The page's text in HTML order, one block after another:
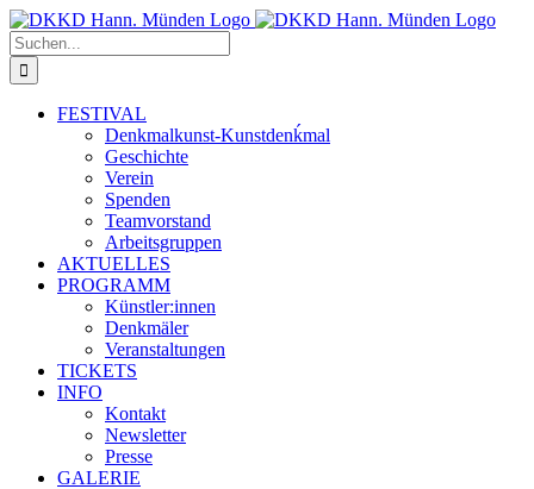
Zum
Inhalt
springen
Suche
nach:
FESTIVAL
Denkmalkunst-Kunstdenḱmal
Geschichte
Verein
Spenden
Teamvorstand
Arbeitsgruppen
AKTUELLES
PROGRAMM
Künstler:innen
Denkmäler
Veranstaltungen
TICKETS
INFO
Kontakt
Newsletter
Presse
GALERIE